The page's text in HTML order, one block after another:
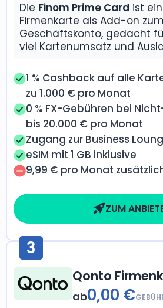
Die Finom Prime Card ist
Firmenkarte als Add-on zum
Geschäftskonto, gedacht
viel Kartenumsatz und
1 % Cashback auf alle
zu 1.000 € pro Monat
0 % FX-Gebühren bei
bis 20.000 € pro Monat
Zugang zur Business
eSIM mit 1 GB inklusive
9,99 € pro Monat
ZUM
3
Qonto
ab0,00 €